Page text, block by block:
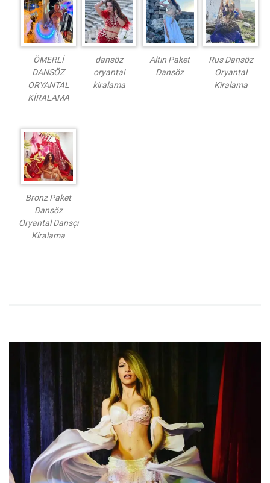
ÖMERLİ
DANSÖZ
ORYANTAL
KİRALAMA
dansöz
oryantal
kiralama
Altın Paket
Dansöz
Rus Dansöz
Oryantal
Kiralama
Bronz Paket
Dansöz
Oryantal Dansçı
Kiralama